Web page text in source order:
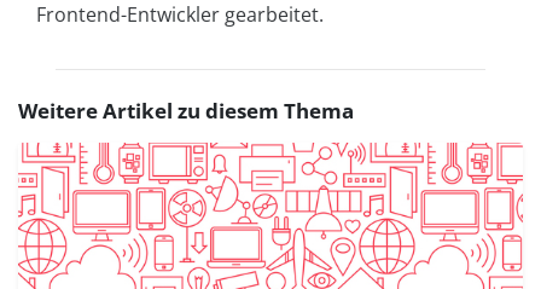
Frontend-Entwickler gearbeitet.
Weitere Artikel zu diesem Thema